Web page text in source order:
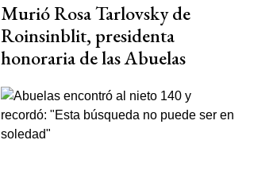
Murió Rosa Tarlovsky de
Roinsinblit, presidenta
honoraria de las Abuelas